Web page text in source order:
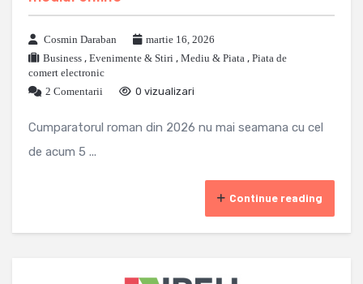
Cosmin Daraban
martie 16, 2026
Business , Evenimente & Stiri , Mediu & Piata , Piata de
comert electronic
2 Comentarii
0 vizualizari
Cumparatorul roman din 2026 nu mai seamana cu cel
de acum 5 ...
Continue reading